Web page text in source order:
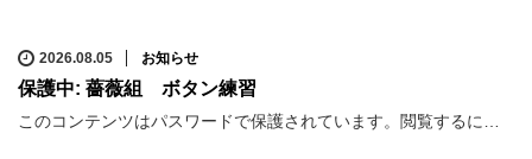
2026.08.05 お知らせ
保護中: 薔薇組 ボタン練習
このコンテンツはパスワードで保護されています。閲覧するに…